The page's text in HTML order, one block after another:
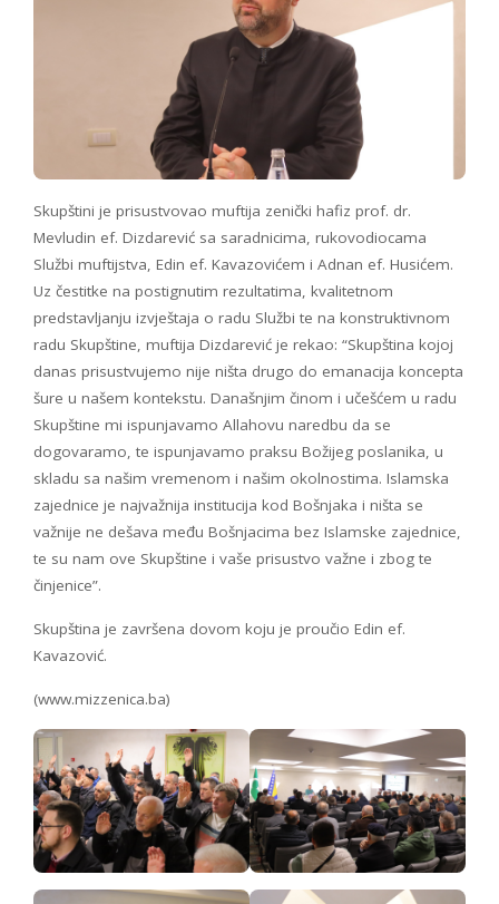
Skupštini je prisustvovao muftija zenički hafiz prof. dr.
Mevludin ef. Dizdarević sa saradnicima, rukovodiocama
Službi muftijstva, Edin ef. Kavazovićem i Adnan ef. Husićem.
Uz čestitke na postignutim rezultatima, kvalitetnom
predstavljanju izvještaja o radu Službi te na konstruktivnom
radu Skupštine, muftija Dizdarević je rekao: “Skupština kojoj
danas prisustvujemo nije ništa drugo do emanacija koncepta
šure u našem kontekstu. Današnjim činom i učešćem u radu
Skupštine mi ispunjavamo Allahovu naredbu da se
dogovaramo, te ispunjavamo praksu Božijeg poslanika, u
skladu sa našim vremenom i našim okolnostima. Islamska
zajednice je najvažnija institucija kod Bošnjaka i ništa se
važnije ne dešava među Bošnjacima bez Islamske zajednice,
te su nam ove Skupštine i vaše prisustvo važne i zbog te
činjenice”.
Skupština je završena dovom koju je proučio Edin ef.
Kavazović.
(www.mizzenica.ba)